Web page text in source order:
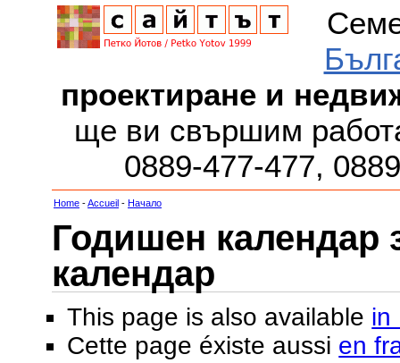
проектиране и
ще ви свършим
0889-477-477,
Home -Accueil - Начало
Годишен календар
календар
This page is also available in
Cette page éxiste aussi en